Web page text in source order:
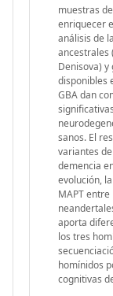
muestras
enriquecer
análisis de
ancestrales
Denisova)
disponibles
GBA dan
sanos. El
variantes
demencia
evolución,
MAPT
aporta
los tres
homínidos
cognitivas